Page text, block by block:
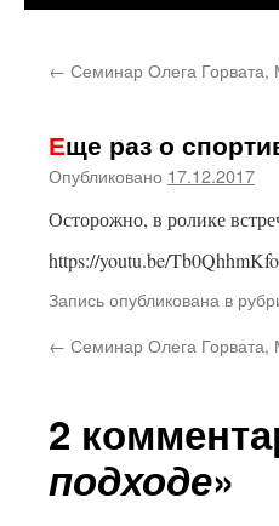
← Семинар Олега Горвата,
Еще раз о
Опубликовано 17.12.2017
Осторожно, в ролике
https://youtu.be/
Запись опубликована в
← Семинар Олега Горвата,
2
подходе»